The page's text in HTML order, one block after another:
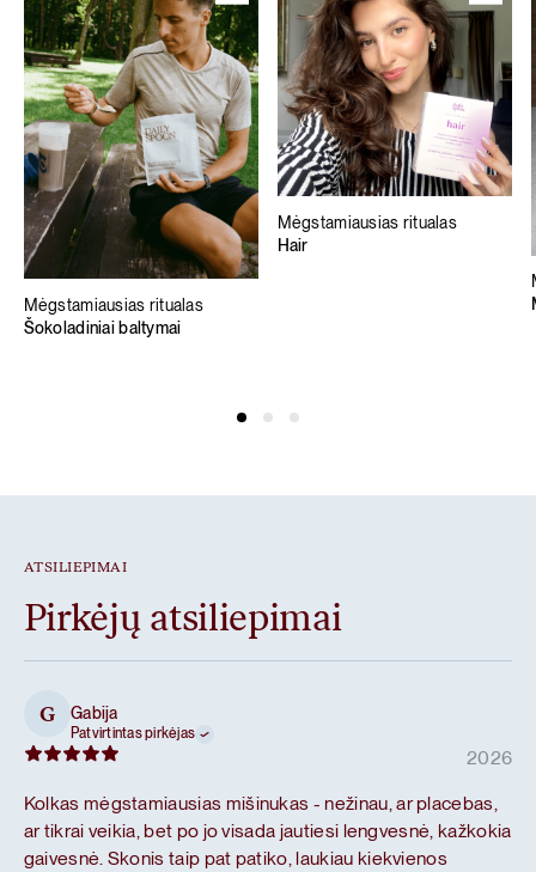
Mėgstamiausias ritualas
Šokoladiniai baltymai
Mėgstamiausias ritualas
Hair
ATSILIEPIMAI
Pirkėjų atsiliepimai
G Gabija
Patvirtintas pirkėjas
2026
Kolkas mėgstamiausias mišinukas - nežinau, ar placebas,
ar tikrai veikia, bet po jo visada jautiesi lengvesnė, kažkokia
gaivesnė. Skonis taip pat patiko, laukiau kiekvienos